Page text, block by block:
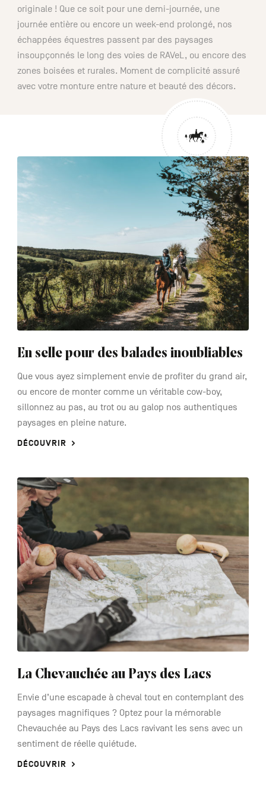
DE EN
originale ! Que ce soit pour une demi-journée, une
journée entière ou encore un week-end prolongé, nos
échappées équestres passent par des paysages
insoupçonnés le long des voies de RAVeL, ou encore des
zones boisées et rurales. Moment de complicité assuré
avec votre monture entre nature et beauté des décors.
Liste
des
Articles
de
En selle pour des balades inoubliables
Que vous ayez simplement envie de profiter du grand air,
ou encore de monter comme un véritable cow-boy,
sillonnez au pas, au trot ou au galop nos authentiques
paysages en pleine nature.
DÉCOUVRIR
more
La Chevauchée au Pays des Lacs
Envie d’une escapade à cheval tout en contemplant des
paysages magnifiques ? Optez pour la mémorable
Chevauchée au Pays des Lacs ravivant les sens avec un
sentiment de réelle quiétude.
DÉCOUVRIR
See
more